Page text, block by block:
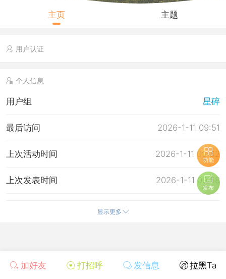
加好友 打招呼 发信息 拉黑Ta
主页 主题
用户认证
个人信息
用户组 星碎
2026-1-11 09:51
最后访问
2026-1-11 09:32
上次活动时间
2026-1-11 09:58
上次发表时间
显示更多
功能
发布